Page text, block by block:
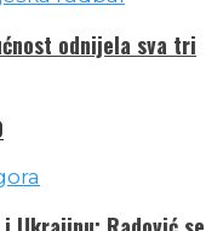
odnijela sva tri